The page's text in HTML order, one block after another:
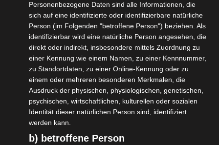
Davon Unternehmen der
Veranstaltungswirtschaft: 27.420.
In 20,54 % der Fällen steht eine Rückzahlung
In 36,77 % der Fällen ergibt sich eine gleiche
Förderung, wie beantragt.
In 42,69 % der Fällen wurde eine
Nachzahlung beantragt.
Personenbezogene Daten sind alle Informationen, die
sich auf eine identifizierte oder identifizierbare natürliche
Person (im Folgenden "betroffene Person") beziehen. Als
identifizierbar wird eine natürliche Person angesehen, die
direkt oder indirekt, insbesondere mittels Zuordnung zu
einer Kennung wie einem Namen, zu einer Kennnummer,
zu Standortdaten, zu einer Online-Kennung oder zu
einem oder mehreren besonderen Merkmalen, die
Ausdruck der physischen, physiologischen, genetischen,
psychischen, wirtschaftlichen, kulturellen oder sozialen
Identität dieser natürlichen Person sind, identifiziert
werden kann.
b) betroffene Person